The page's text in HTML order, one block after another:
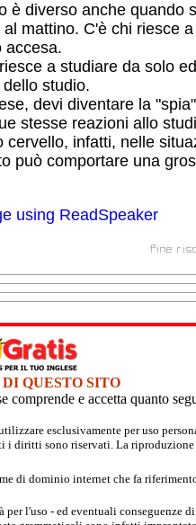
è diverso anche quando
mattino. C'è chi riesce
accesa.
a studiare da solo
studio.
devi diventare la
stesse reazioni allo
cervello, infatti, nelle
può comportare una
QUESTO SITO
e accetta quanto
esclusivamente per uso
diritti sono riservati. La riproduzione
di dominio internet che fa
l'uso - ed eventuali conseguenze